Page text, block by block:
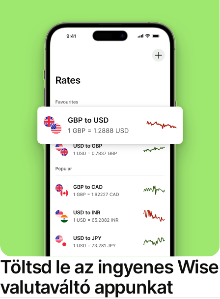
Töltsd le az ingyenes Wise
valutaváltó appunkat